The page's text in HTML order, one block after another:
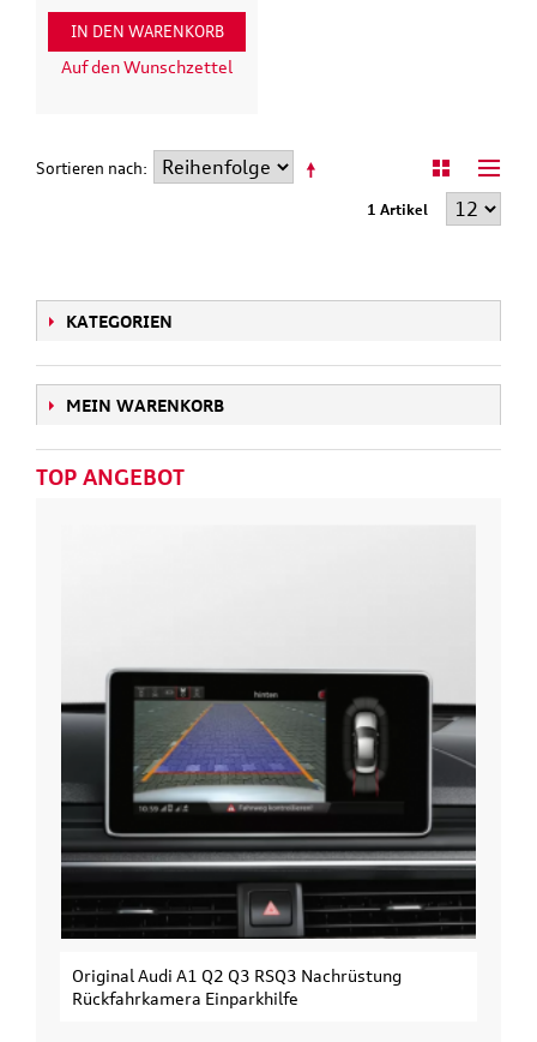
IN DEN WARENKORB
Auf den Wunschzettel
Sortieren nach
1 Artikel
KATEGORIEN
MEIN WARENKORB
TOP ANGEBOT
Original Audi A1 Q2 Q3 RSQ3 Nachrüstung
Rückfahrkamera Einparkhilfe